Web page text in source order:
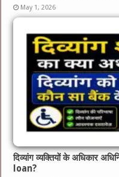
May 1, 2026
दिव्यांग व्यक्तियों के अधिकार
loan?